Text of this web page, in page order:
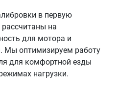
в первую
на
для мотора и
Мы оптимизируем работу
для комфортной езды
нагрузки.